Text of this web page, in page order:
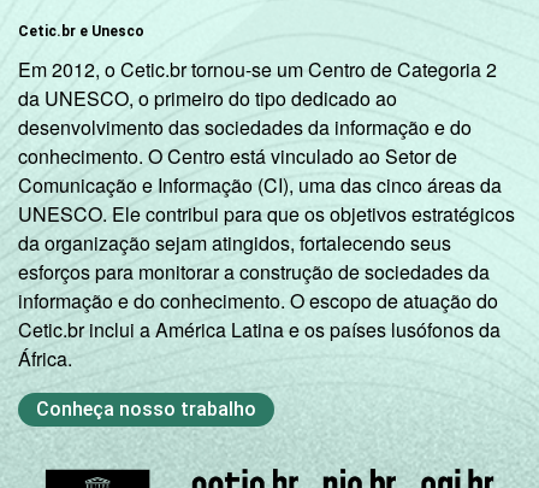
Cetic.br e Unesco
Em 2012, o Cetic.br tornou-se um Centro de Categoria 2
da UNESCO, o primeiro do tipo dedicado ao
desenvolvimento das sociedades da informação e do
conhecimento. O Centro está vinculado ao Setor de
Comunicação e Informação (CI), uma das cinco áreas da
UNESCO. Ele contribui para que os objetivos estratégicos
da organização sejam atingidos, fortalecendo seus
esforços para monitorar a construção de sociedades da
informação e do conhecimento. O escopo de atuação do
Cetic.br inclui a América Latina e os países lusófonos da
África.
Conheça nosso trabalho